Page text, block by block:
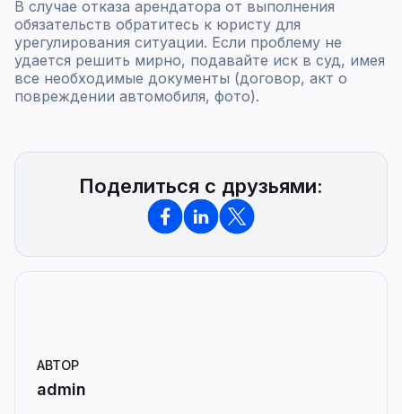
В случае отказа арендатора от выполнения
обязательств обратитесь к юристу для
урегулирования ситуации. Если проблему не
удается решить мирно, подавайте иск в суд, имея
все необходимые документы (договор, акт о
повреждении автомобиля, фото). ​
Поделиться с друзьями:
АВТОР
admin